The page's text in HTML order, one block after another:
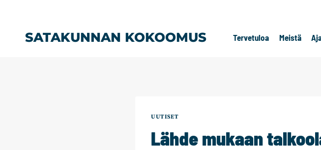
SATAKUNNAN KOKOOMUS Tervetuloa Meistä
UUTISET
Lähde mukaan